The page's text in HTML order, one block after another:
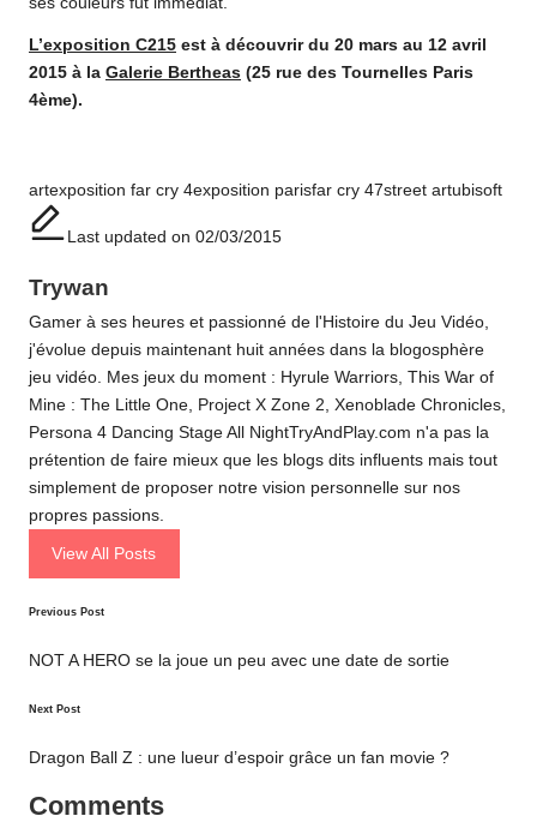
L’exposition C215 est à découvrir du 20 mars au 12 avril
2015 à la Galerie Bertheas (25 rue des Tournelles Paris
4ème).
Tags:
artexposition far cry 4exposition parisfar cry 47street artubisoft
Last updated on 02/03/2015
Trywan
Gamer à ses heures et passionné de l'Histoire du Jeu Vidéo,
j'évolue depuis maintenant huit années dans la blogosphère
jeu vidéo. Mes jeux du moment : Hyrule Warriors, This War of
Mine : The Little One, Project X Zone 2, Xenoblade Chronicles,
Persona 4 Dancing Stage All NightTryAndPlay.com n'a pas la
prétention de faire mieux que les blogs dits influents mais tout
simplement de proposer notre vision personnelle sur nos
propres passions.
View All Posts
Post
navigation
Previous Post
NOT A HERO se la joue un peu avec une date de sortie
Next Post
Dragon Ball Z : une lueur d’espoir grâce un fan movie ?
Comments